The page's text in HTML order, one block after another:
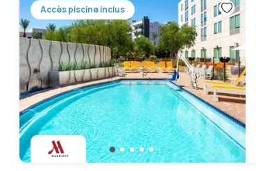
Accès piscine inclus